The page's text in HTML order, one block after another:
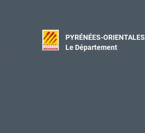
PYRÉNÉES-ORIENTALES
Le Département